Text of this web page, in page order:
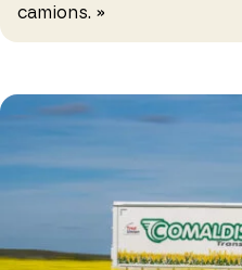
camions. »